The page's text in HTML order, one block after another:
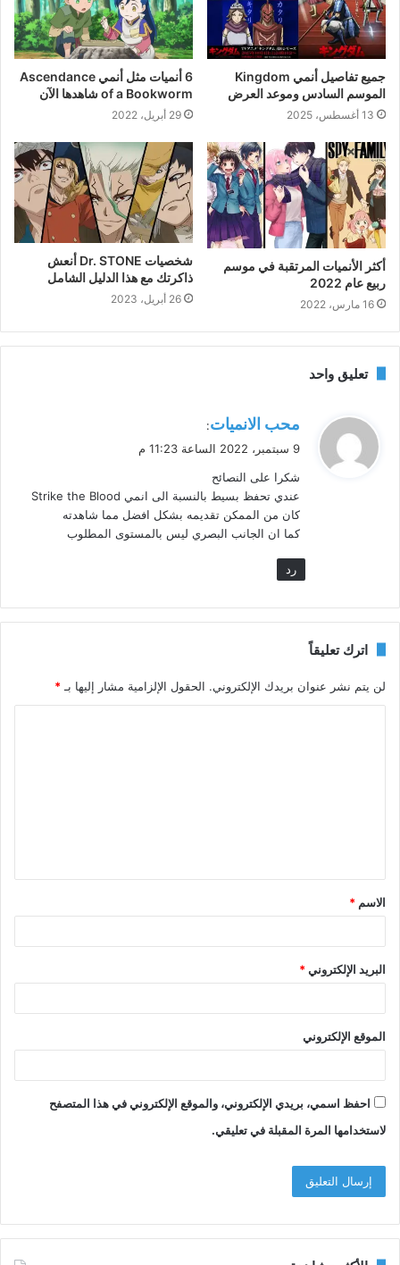
جميع تفاصيل أنمي Kingdom
الموسم السادس وموعد العرض
13 أغسطس، 2025
6 أنميات مثل أنمي Ascendance
of a Bookworm شاهدها الآن
29 أبريل، 2022
أكثر الأنميات المرتقبة في موسم
ربيع عام 2022
16 مارس، 2022
شخصيات Dr. STONE أنعش
ذاكرتك مع هذا الدليل الشامل
26 أبريل، 2023
تعليق واحد
ل
محب الانميات:
9 سبتمبر، 2022 الساعة 11:23 م
شكرا على النصائح
عندي تحفظ بسيط بالنسبة الى انمي Strike the Blood
كان من الممكن تقديمه بشكل افضل مما شاهدته
كما ان الجانب البصري ليس بالمستوى المطلوب
رد
اترك تعليقاً
لن يتم نشر عنوان بريدك الإلكتروني. الحقول الإلزامية مشار إليها بـ *
ق
*
الاسم *
البريد الإلكتروني*
الموقع الإلكتروني
احفظ اسمي، بريدي الإلكتروني، والموقع الإلكتروني في هذا المتصفح
لاستخدامها المرة المقبلة في تعليقي.